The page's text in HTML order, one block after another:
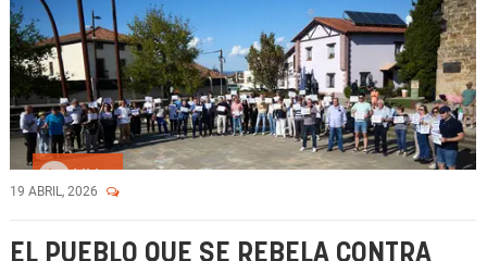
19 ABRIL, 2026
EL PUEBLO QUE SE REBELA CONTRA